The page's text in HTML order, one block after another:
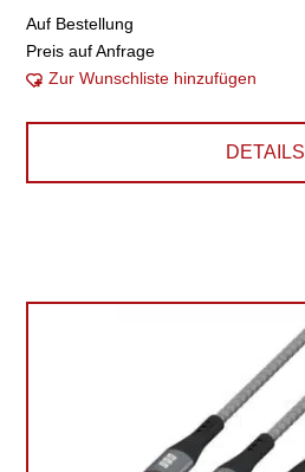
Auf Bestellung
Preis auf Anfrage
Zur Wunschliste hinzufügen
DETAILS